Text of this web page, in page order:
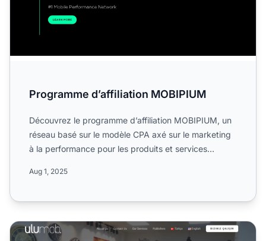
Programme d’affiliation MOBIPIUM
Découvrez le programme d’affiliation MOBIPIUM, un
réseau basé sur le modèle CPA axé sur le marketing
à la performance pour les produits et services
Aug 1, 2025
Programme d'affiliation Ulumob Digital